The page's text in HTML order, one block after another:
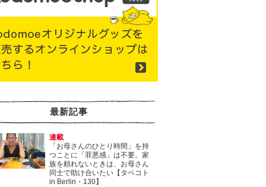
最新記事
連載
「お母さんのひとり時間」を持
つことに「罪悪感」は不要。家
族を頼れないときは、お母さん
同士で助け合いたい【タベコト
in Berlin・130】